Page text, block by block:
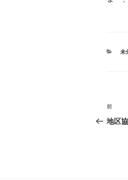
カ
未
投
稿
前
の
前
地区